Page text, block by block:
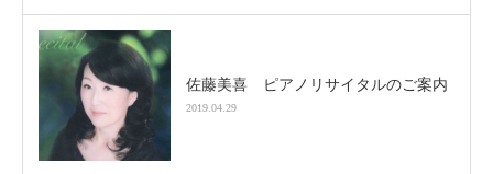
佐藤美喜 ピアノリサイタルのご案内
2019.04.29